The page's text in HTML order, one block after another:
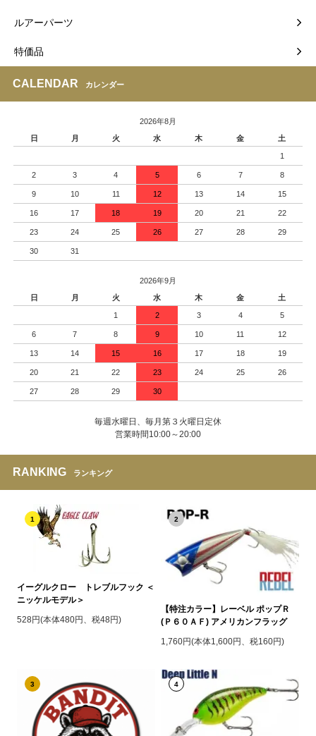
ルアーパーツ
特価品
CALENDAR カレンダー
2026年8月
日
月 火 水 木 金 土
1
2 3 4 5 6 7 8
9 10 11 12 13 14 15
16 17 18 19 20 21 22
23 24 25 26 27 28 29
30 31
2026年9月
日
月 火 水 木 金 土
1 2 3 4 5
6 7 8 9 10 11 12
13 14 15 16 17 18 19
20 21 22 23 24 25 26
27 28 29 30
毎週水曜日、毎月第３火曜日定休
営業時間10:00～20:00
RANKING ランキング
1
イーグルクロー トレブルフック ＜
ニッケルモデル＞
528円(本体480円、税48円)
2
【特注カラー】レーベル ポップＲ
(Ｐ６０ＡＦ) アメリカンフラッグ
1,760円(本体1,600円、税160円)
3 4